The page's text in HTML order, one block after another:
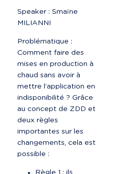
Speaker : Smaïne
MILIANNI
Problématique :
Comment faire des
mises en production à
chaud sans avoir à
mettre l’application en
indisponibilité ? Grâce
au concept de ZDD et
deux règles
importantes sur les
changements, cela est
possible :
Règle 1 : ils